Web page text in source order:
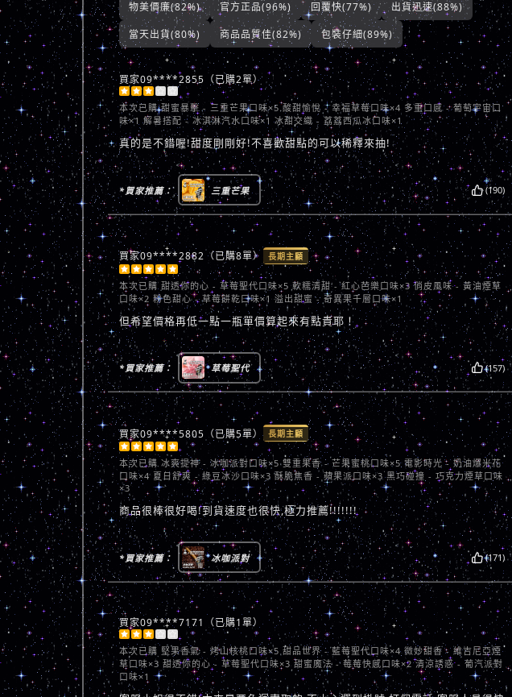
物美價廉(82%) 官方正品(96%) 回覆快(77%)
出貨迅速(88%)
當天出貨(80%)
商品品質佳(82%) 包裝仔細(89%)
買家09****2855（已購2單）
    
本次已購甜蜜暴擊 - 三重芒果口味×5 酸甜愉悅 - 幸福草莓口味×4 多重口感 - 葡萄宇宙口
味×1 解暑搭配 - 冰淇淋汽水口味×1 冰甜交織 - 荔荔西瓜冰口味×1
真的是不錯喔!甜度剛剛好!不喜歡甜點的可以稀釋來抽!
*買家推薦： 三重芒果 (190)
買家09****2882（已購8單） 長期主顧
    
本次已購 甜透你的心 - 草莓聖代口味×5 軟糯清甜 - 紅心芭樂口味×3 俏皮風味 - 黃油煙草
口味×2 粉色甜心 - 草莓餅乾口味×1 溢出甜蜜 - 奇異果千層口味×1
但希望價格再低一點一瓶單價算起來有點貴耶！
*買家推薦： 草莓聖代 (157)
買家09****5805（已購5單） 長期主顧
    
本次已購 冰爽提神 - 冰咖派對口味×5 雙重果香 - 芒果蜜桃口味×5 電影時光 - 奶油爆米花
口味×4 夏日舒爽 - 綠豆冰沙口味×3 酥脆焦香 - 蘋果派口味×3 黑巧碰撞 - 巧克力煙草口味
×3
商品很棒很好喝!到貨速度也很快,極力推薦!!!!!!!
*買家推薦： 冰咖派對 (171)
買家09****7171（已購1單）
    
本次已購 堅果香氣 - 烤山核桃口味×5 甜品世界 - 藍莓聖代口味×4 微妙甜香 - 維吉尼亞煙
草口味×3 甜透你的心 - 草莓聖代口味×3 甜蜜魔法 - 莓莓快感口味×2 清涼誘惑 - 葡汽派對
口味×1